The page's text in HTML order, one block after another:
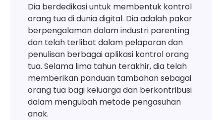
Dia berdedikasi untuk membentuk kontrol
orang tua di dunia digital. Dia adalah pakar
berpengalaman dalam industri parenting
dan telah terlibat dalam pelaporan dan
penulisan berbagai aplikasi kontrol orang
tua. Selama lima tahun terakhir, dia telah
memberikan panduan tambahan sebagai
orang tua bagi keluarga dan berkontribusi
dalam mengubah metode pengasuhan
anak.